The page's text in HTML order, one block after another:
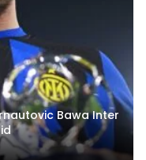
Bawa Inter